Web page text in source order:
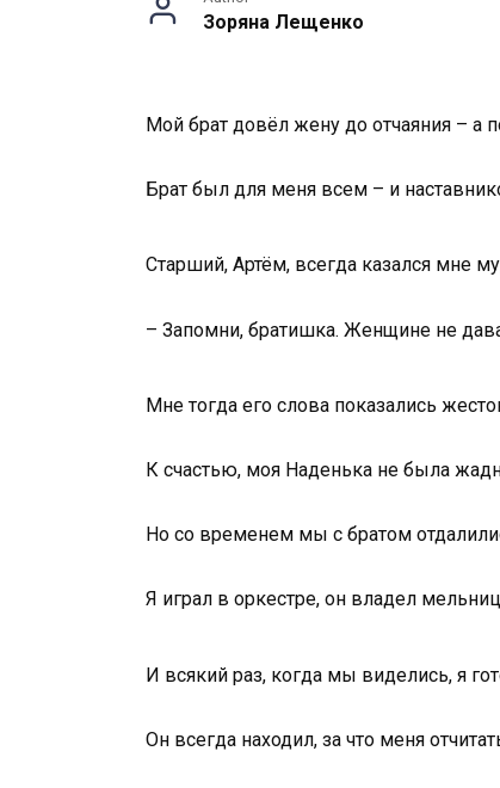
Зоряна Лещенко
Мой брат довёл жену до отчаяния – а
Брат был для меня всем – и
Старший, Артём, всегда казался мне
– Запомни, братишка. Женщине не
Мне тогда его слова показались
К счастью, моя Наденька не была
Но со временем мы с братом
Я играл в оркестре, он владел
И всякий раз, когда мы виделись, я
Он всегда находил, за что меня